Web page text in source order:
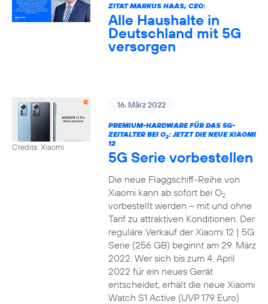
ZITAT MARKUS HAAS, CEO:
Alle Haushalte in
Deutschland mit 5G
versorgen
Credits: Xiaomi
16. März 2022
PREMIUM-HARDWARE FÜR DAS 5G-
ZEITALTER BEI O2: JETZT DIE NEUE XIAOMI
12
5G Serie vorbestellen
Die neue Flaggschiff-Reihe von
Xiaomi kann ab sofort bei O2
vorbestellt werden – mit und ohne
Tarif zu attraktiven Konditionen. Der
reguläre Verkauf der Xiaomi 12 | 5G
Serie (256 GB) beginnt am 29. März
2022. Wer sich bis zum 4. April
2022 für ein neues Gerät
entscheidet, erhält die neue Xiaomi
Watch S1 Active (UVP 179 Euro)